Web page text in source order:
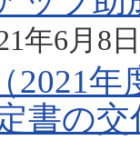
年6月8
2021
書の